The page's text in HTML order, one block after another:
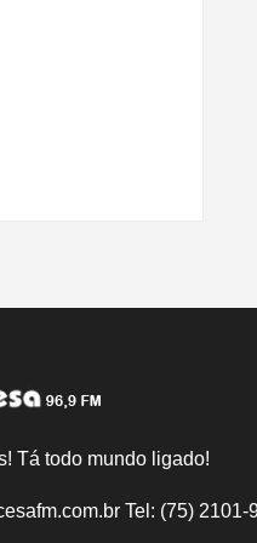
Tá todo mundo ligado!
Tel: (75) 2101-